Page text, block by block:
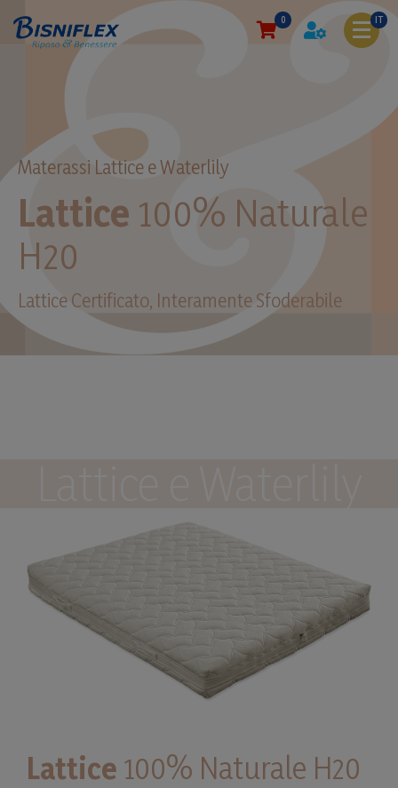
0 IT
Materassi Lattice e Waterlily
Lattice 100% Naturale
H20
Lattice Certificato, Interamente Sfoderabile
Lattice 100% Naturale H20